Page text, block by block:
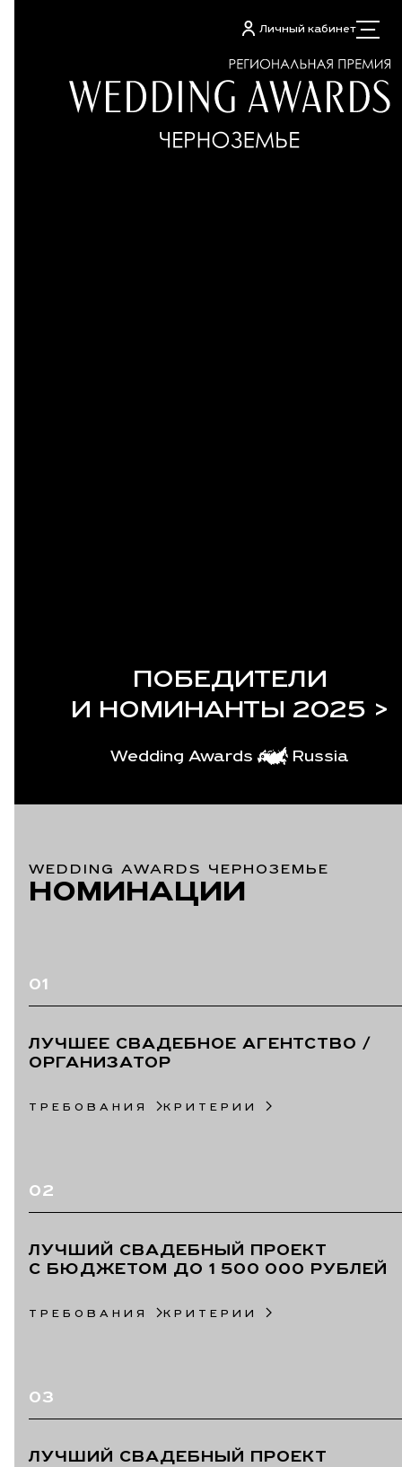
Личный кабинет
ПОБЕДИТЕЛИ
И НОМИНАНТЫ 2025 >
Wedding Awards Russia
WEDDING AWARDS ЧЕРНОЗЕМЬЕ
НОМИНАЦИИ
01
ЛУЧШЕЕ СВАДЕБНОЕ АГЕНТСТВО /
ОРГАНИЗАТОР
ТРЕБОВАНИЯ КРИТЕРИИ
02
ЛУЧШИЙ СВАДЕБНЫЙ ПРОЕКТ
С БЮДЖЕТОМ ДО 1 500 000 РУБЛЕЙ
ТРЕБОВАНИЯ КРИТЕРИИ
03
ЛУЧШИЙ СВАДЕБНЫЙ ПРОЕКТ